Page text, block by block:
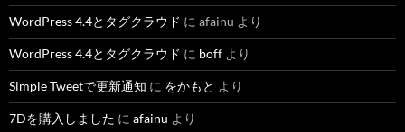
WordPress 4.4とタグクラウド に afainu より
WordPress 4.4とタグクラウド に boff より
Simple Tweetで更新通知 に をかもと より
7Dを購入しました に afainu より